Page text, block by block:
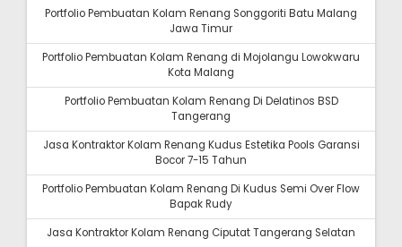
Portfolio Pembuatan Kolam Renang Songgoriti Batu Malang
Jawa Timur
Portfolio Pembuatan Kolam Renang di Mojolangu Lowokwaru
Kota Malang
Portfolio Pembuatan Kolam Renang Di Delatinos BSD
Tangerang
Jasa Kontraktor Kolam Renang Kudus Estetika Pools Garansi
Bocor 7-15 Tahun
Portfolio Pembuatan Kolam Renang Di Kudus Semi Over Flow
Bapak Rudy
Jasa Kontraktor Kolam Renang Ciputat Tangerang Selatan